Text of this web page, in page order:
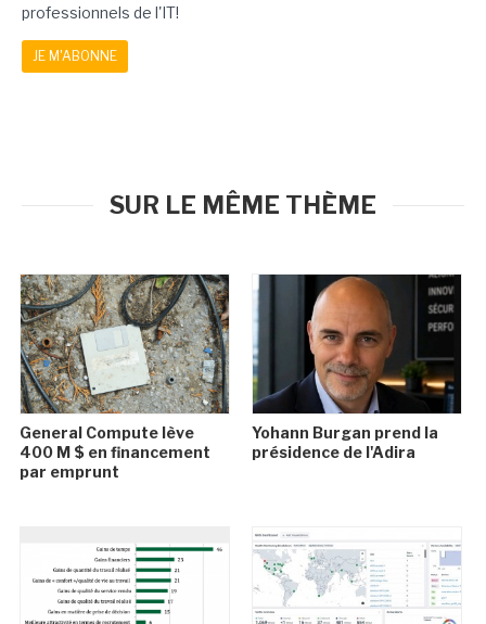
professionnels de l'IT!
JE M'ABONNE
SUR LE MÊME THÈME
General Compute lève
400 M $ en financement
par emprunt
Yohann Burgan prend la
présidence de l'Adira